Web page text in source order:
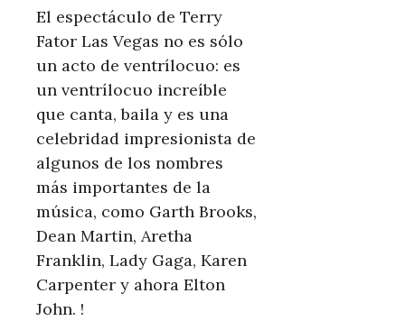
El espectáculo de Terry
Fator Las Vegas no es sólo
un acto de ventrílocuo: es
un ventrílocuo increíble
que canta, baila y es una
celebridad impresionista de
algunos de los nombres
más importantes de la
música, como Garth Brooks,
Dean Martin, Aretha
Franklin, Lady Gaga, Karen
Carpenter y ahora Elton
John. !